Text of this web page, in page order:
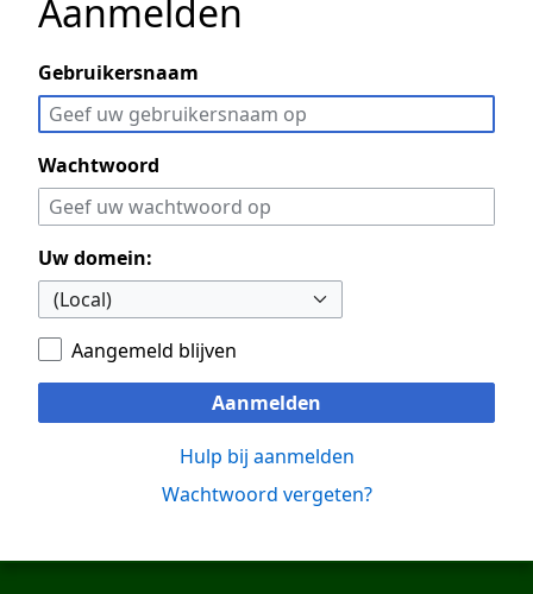
Aanmelden
Gebruikersnaam
Wachtwoord
Uw domein:
Aangemeld blijven
Aanmelden
Hulp bij aanmelden
Wachtwoord vergeten?